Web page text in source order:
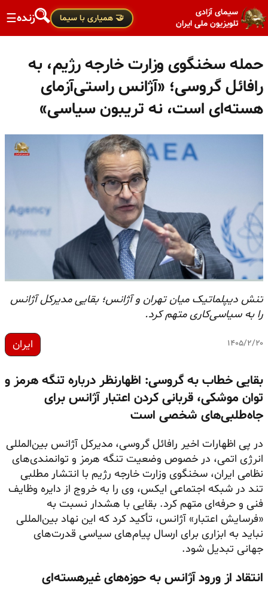
سیمای آزادی
تلویزیون ملی ایران
🤝 همیاری با سیما زنده☰
حمله سخنگوی وزارت خارجه رژیم، به
رافائل گروسی؛ «آژانس راستی‌آزمای
هسته‌ای است، نه تریبون سیاسی»
تنش دیپلماتیک میان تهران و آژانس؛ بقایی مدیرکل آژانس
را به سیاسی‌کاری متهم کرد.
۱۴۰۵/۲/۲۰ ایران
بقایی خطاب به گروسی: اظهارنظر درباره تنگه هرمز و
توان موشکی، قربانی کردن اعتبار آژانس برای
جاه‌طلبی‌های شخصی است
در پی اظهارات اخیر رافائل گروسی، مدیرکل آژانس بین‌المللی
انرژی اتمی، در خصوص وضعیت تنگه هرمز و توانمندی‌های
نظامی ایران، سخنگوی وزارت خارجه رژیم با انتشار مطلبی
تند در شبکه اجتماعی ایکس، وی را به خروج از دایره وظایف
فنی و حرفه‌ای متهم کرد. بقایی با هشدار نسبت به
«فرسایش اعتبار» آژانس، تأکید کرد که این نهاد بین‌المللی
نباید به ابزاری برای ارسال پیام‌های سیاسی قدرت‌های
جهانی تبدیل شود.
انتقاد از ورود آژانس به حوزه‌های غیرهسته‌ای